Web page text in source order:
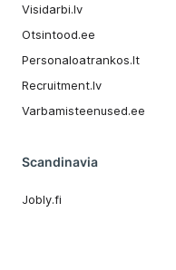
Visidarbi.lv
Otsintood.ee
Personaloatrankos.lt
Recruitment.lv
Varbamisteenused.ee
Scandinavia
Jobly.fi